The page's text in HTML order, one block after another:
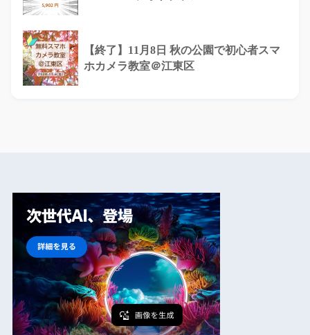
【終了】11月8日 秋の公園で初心者スマ
ホカメラ教室＠江東区